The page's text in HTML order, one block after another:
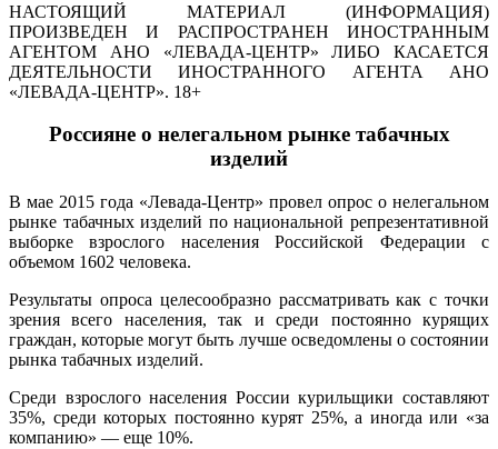
НАСТОЯЩИЙ МАТЕРИАЛ (ИНФОРМАЦИЯ)
ПРОИЗВЕДЕН И РАСПРОСТРАНЕН ИНОСТРАННЫМ
АГЕНТОМ АНО «ЛЕВАДА-ЦЕНТР» ЛИБО КАСАЕТСЯ
ДЕЯТЕЛЬНОСТИ ИНОСТРАННОГО АГЕНТА АНО
«ЛЕВАДА-ЦЕНТР». 18+
Россияне о нелегальном рынке табачных
изделий
В мае 2015 года «Левада-Центр» провел опрос о нелегальном
рынке табачных изделий по национальной репрезентативной
выборке взрослого населения Российской Федерации с
объемом 1602 человека.
Результаты опроса целесообразно рассматривать как с точки
зрения всего населения, так и среди постоянно курящих
граждан, которые могут быть лучше осведомлены о состоянии
рынка табачных изделий.
Среди взрослого населения России курильщики составляют
35%, среди которых постоянно курят 25%, а иногда или «за
компанию» — еще 10%.